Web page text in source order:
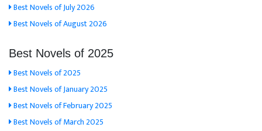
Best Novels of July 2026
Best Novels of August 2026
Best Novels of 2025
Best Novels of 2025
Best Novels of January 2025
Best Novels of February 2025
Best Novels of March 2025